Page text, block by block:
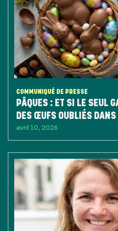
COMMUNIQUÉ DE PRESSE
PÂQUES : ET SI LE SEUL
DES ŒUFS OUBLIÉS
avril 10, 2026